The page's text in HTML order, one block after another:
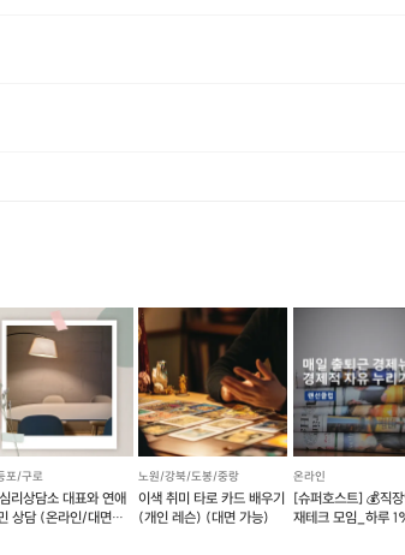
포/구로
리상담소 대표와 연애
상담 (온라인/대면
노원/강북/도봉/중랑
이색 취미 타로 카드 배우기
(개인 레슨) (대면 가능)
온라인
[슈퍼호스트] 💰직
재테크 모임_하루